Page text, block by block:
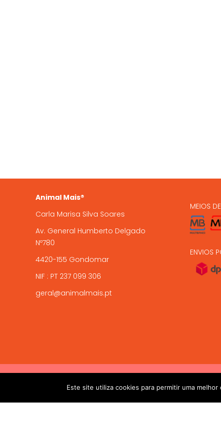
Animal Mais®
Carla Marisa Silva Soares
Av. General Humberto Delgado
Nº780
4420-155 Gondomar
NIF : PT 237 099 306
geral@animalmais.pt
MEIOS
ENVIOS
2017-2024 © ANIMAL MAIS - PETSHOP ONLINE. Todos os
!! ALTAS TEMPERATURAS !! Devido ás altas temperaturas
salvaguardar a sua chegada viva.
Este site utiliza cookies para permitir uma